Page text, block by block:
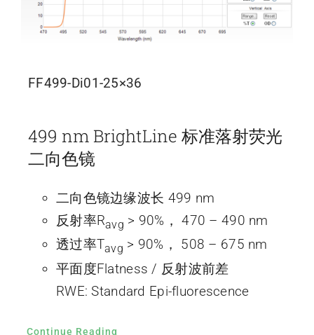
FF499-Di01-25×36
499 nm BrightLine 标准落射荧光
二向色镜
二向色镜边缘波长 499 nm
反射率Ravg > 90%， 470 – 490 nm
透过率Tavg > 90%， 508 – 675 nm
平面度Flatness / 反射波前差
RWE: Standard Epi-fluorescence
Continue Reading